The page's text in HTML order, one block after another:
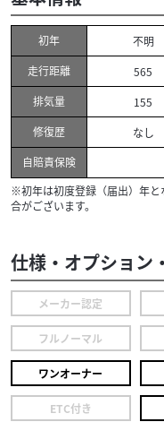
初年 不明
走行距離
565
排気量
155
修復歴
なし
自賠責保険
※初年は初度登録（届出）年と
合がございます。
仕様・オプション
メーカー認定
フルノーマル
ワンオーナー
ETC付き